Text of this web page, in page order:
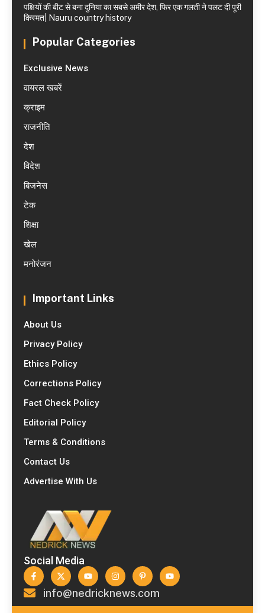
पक्षियों की बीट से बना दुनिया का सबसे अमीर देश, फिर एक गलती ने पलट दी पूरी
किस्मत| Nauru country history
Popular Categories
Exclusive News
वायरल खबरें
क्राइम
राजनीति
देश
विदेश
बिजनेस
टेक
शिक्षा
खेल
मनोरंजन
Important Links
About Us
Privacy Policy
Ethics Policy
Corrections Policy
Fact Check Policy
Editorial Policy
Terms & Conditions
Contact Us
Advertise With Us
Social Media
info@nedricknews.com